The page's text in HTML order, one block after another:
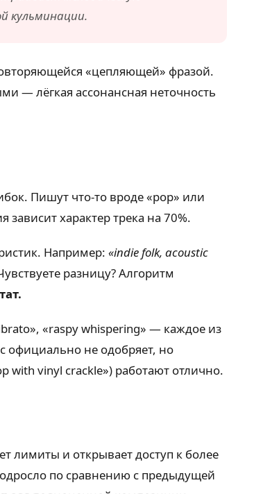
кульминации.
«цепляющей» фразой.
— лёгкая ассонансная неточность
Пишут что-то вроде «pop» или
характер трека на 70%.
Например: «indie folk, acoustic
разницу? Алгоритм
«raspy whispering» — каждое из
официально не одобряет, но
with vinyl crackle») работают отлично.
лимиты и открывает доступ к более
по сравнению с предыдущей